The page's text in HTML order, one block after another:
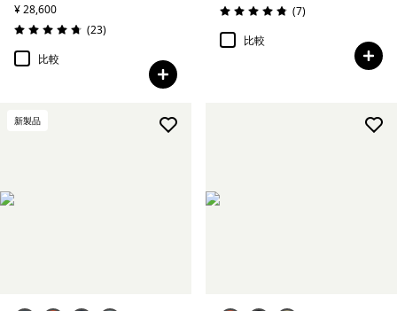
¥ 28,600
評価: 4.7 / 5
(23レビュー
)
比較
評価: 4.9 / 5
(7レビュー
)
比較
新製品